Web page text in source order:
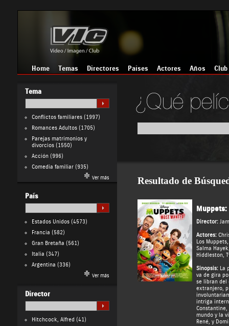
Home Temas Directores Países Actores Años Club
Tema
Conflictos familiares(1997)
Romances Adultos(1705)
Parejas matrimonios y
divorcios(1550)
Acción(996)
Comedia familiar(935)
Ver más
País
Estados Unidos(4573)
Francia (582)
Gran Bretaña (561)
Italia (347)
Argentina (336)
Ver más
Director
Hitchcock, Alfred (41)
Resultado de
Muppets:
Director:
Actores:
Los Muppets
Salma Hayek
Hiddleston,
Sinopsis:La
va de gira
se libran del
extranjero,
intriga
mundo y la
René, y